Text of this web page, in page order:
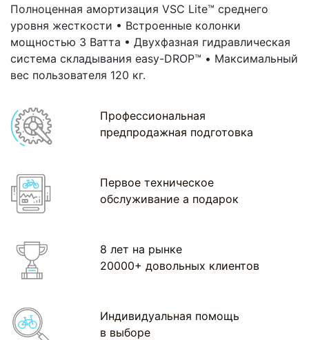
Полноценная амортизация VSC Lite™ среднего
уровня жесткости • Встроенные колонки
мощностью 3 Ватта • Двухфазная гидравлическая
система складывания easy-DROP™ • Максимальный
вес пользователя 120 кг.
Профессиональная
предпродажная подготовка
Первое техническое
обслуживание а подарок
8 лет на рынке
20000+ довольных клиентов
Индивидуальная помощь
в выборе